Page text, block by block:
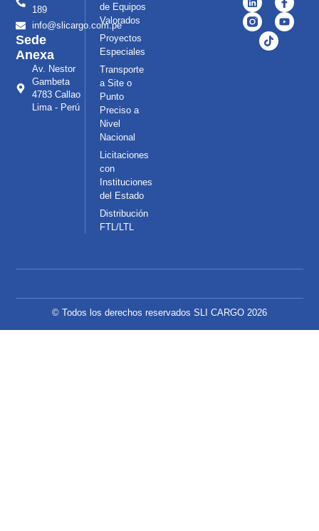
de Equipos
Valorados
Proyectos
Especiales
Transporte
a Site o
Punto
Preciso a
Nivel
Nacional
Licitaciones
con
Instituciones
del Estado
Distribución
FTL/LTL
189
info@slicargo.com.pe
Sede
Anexa
Av. Nestor
Gambeta
4783 Callao
Lima - Perú
© Todos los derechos reservados SLI CARGO 2026